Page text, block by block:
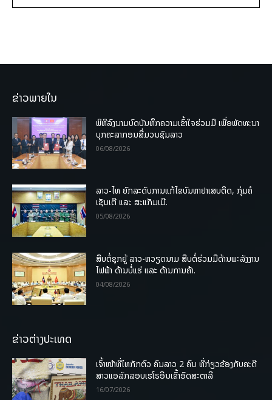
ຂ່າວພາຍໃນ
ພິທີລົງນາມບົດບັນທຶກຄວາມເຂົ້າໃຈຮ່ວມມື ເພື່ອພັດທະນາ
ບຸກຄະລາກອນສື່ມວນຊົນລາວ
06/08/2026
ລາວ-ໄທ ຍົກລະດັບການແກ້ໄຂບັນຫາຢາເສບຕິດ, ກຸ່ມຄໍ
ເຊັນເຕີ ແລະ ສະແກັມເມີ.
05/08/2026
ສືບຕໍ່ຊຸກຍູ້ ລາວ-ຫວຽດນາມ ສືບຕໍ່ຮ່ວມມືດ້ານພະລັງງານ
ໄຟຟ້າ ດ້ານບໍ່ແຮ່ ແລະ ດ້ານການຄ້າ.
04/08/2026
ຂ່າວຕ່າງປະເທດ
ເຈົ້າໜ້າທີ່ໄທກັກຕົວ ຄົນລາວ 2 ຄົນ ທີ່ກ່ຽວຂ້ອງກັບຄະດີ
ສາວແອລັກລອບເຮໂຣອີນເຂົ້າອົດສະຕາລີ
16/07/2026